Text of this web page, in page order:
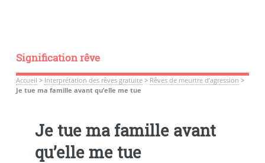
Signification rêve
Accueil > Interprétation des rêves gratuite> Rêves de meurtre d’agression >
Je tue ma famille avant qu’elle me tue
Je tue ma famille avant
qu’elle me tue